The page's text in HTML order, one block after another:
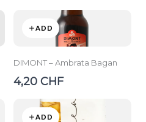
ADD
DIMONT – Ambrata Bagan
4,20 CHF
ADD